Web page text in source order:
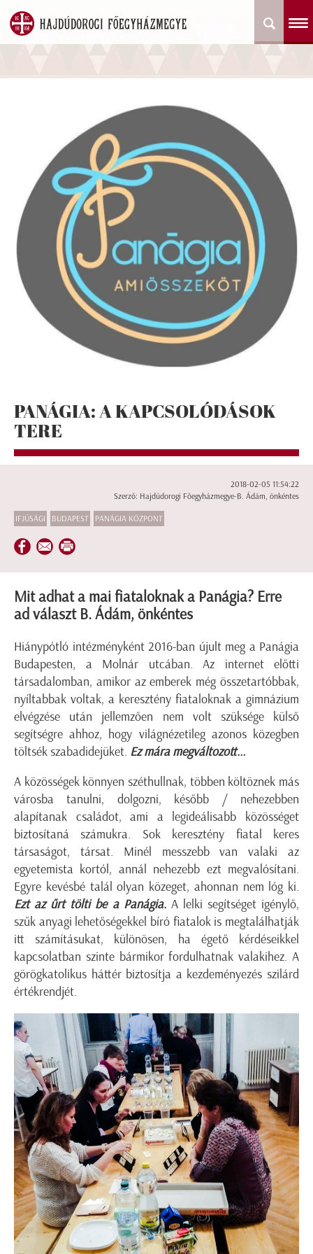
PANÁGIA: A KAPCSOLÓDÁSOK
TERE
2018-02-05 11:54:22
Szerző: Hajdúdorogi Főegyházmegye-B. Ádám, önkéntes
IFJÚSÁGI BUDAPEST PANÁGIA KÖZPONT
Mit adhat a mai fiataloknak a Panágia? Erre
ad választ B. Ádám, önkéntes
Hiánypótló intézményként 2016-ban újult meg a Panágia
Budapesten, a Molnár utcában. Az internet előtti
társadalomban, amikor az emberek még összetartóbbak,
nyíltabbak voltak, a keresztény fiataloknak a gimnázium
elvégzése után jellemzően nem volt szüksége külső
segítségre ahhoz, hogy világnézetileg azonos közegben
töltsék szabadidejüket. Ez mára megváltozott...
A közösségek könnyen széthullnak, többen költöznek más
városba tanulni, dolgozni, később / nehezebben
alapítanak családot, ami a legideálisabb közösséget
biztosítaná számukra. Sok keresztény fiatal keres
társaságot, társat. Minél messzebb van valaki az
egyetemista kortól, annál nehezebb ezt megvalósítani.
Egyre kevésbé talál olyan közeget, ahonnan nem lóg ki.
Ezt az űrt tölti be a Panágia. A lelki segítséget igénylő,
szűk anyagi lehetőségekkel bíró fiatalok is megtalálhatják
itt számításukat, különösen, ha égető kérdéseikkel
kapcsolatban szinte bármikor fordulhatnak valakihez. A
görögkatolikus háttér biztosítja a kezdeményezés szilárd
értékrendjét.